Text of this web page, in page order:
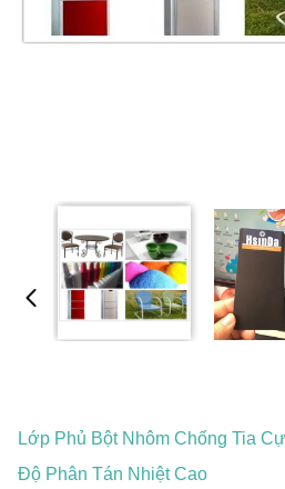
Lớp Phủ Bột Nhôm Chống Tia
Độ Phân Tán Nhiệt Cao